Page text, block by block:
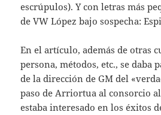
escrúpulos). Y con letras más
de VW López bajo sospecha:
En el artículo, además de otras
persona, métodos, etc., se daba
de la dirección de GM del
paso de Arriortua al consorcio
estaba interesado en los éxitos